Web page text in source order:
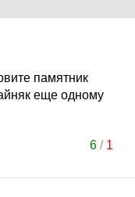
памятник
еще одному
6/ 1